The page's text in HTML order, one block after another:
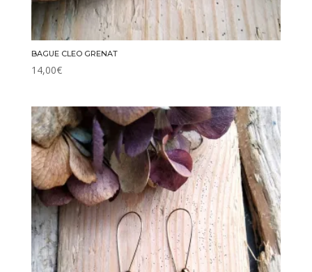
BAGUE CLEO GRENAT
14,00€